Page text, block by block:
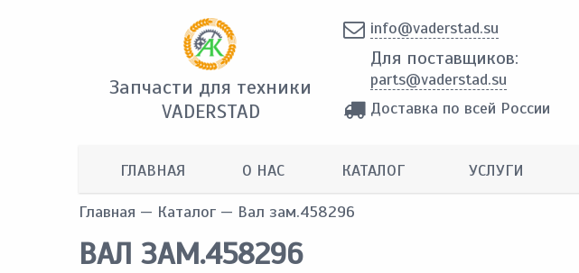
Запчасти для техники
VADERSTAD
info@vaderstad.su
Для поставщиков:
parts@vaderstad.su
Доставка по всей России
ГЛАВНАЯ О НАС КАТАЛОГ УСЛУГИ
Главная — Каталог — Вал зам.458296
ВАЛ ЗАМ.458296